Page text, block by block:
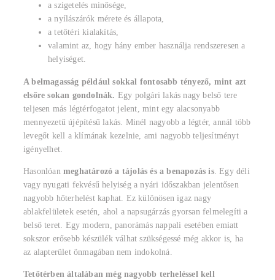
a szigetelés minősége,
a nyílászárók mérete és állapota,
a tetőtéri kialakítás,
valamint az, hogy hány ember használja rendszeresen a
helyiséget.
A belmagasság például sokkal fontosabb tényező, mint azt
elsőre sokan gondolnák. Egy polgári lakás nagy belső tere
teljesen más légtérfogatot jelent, mint egy alacsonyabb
mennyezetű újépítésű lakás. Minél nagyobb a légtér, annál több
levegőt kell a klímának kezelnie, ami nagyobb teljesítményt
igényelhet.
Hasonlóan meghatározó a tájolás és a benapozás is. Egy déli
vagy nyugati fekvésű helyiség a nyári időszakban jelentősen
nagyobb hőterhelést kaphat. Ez különösen igaz nagy
ablakfelületek esetén, ahol a napsugárzás gyorsan felmelegíti a
belső teret. Egy modern, panorámás nappali esetében emiatt
sokszor erősebb készülék válhat szükségessé még akkor is, ha
az alapterület önmagában nem indokolná.
Tetőtérben általában még nagyobb terheléssel kell